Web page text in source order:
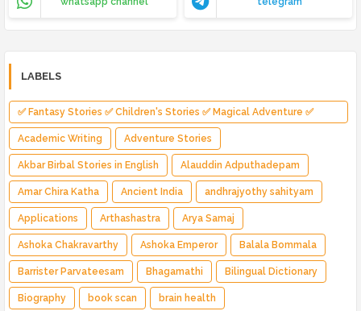
LABELS
✅ Fantasy Stories ✅ Children's Stories ✅ Magical Adventure ✅
Indian Fantasy ✅ Enchanted Kingdom ✅ Heroic Quest ✅ Fairy Tale
Academic Writing Adventure Stories
Akbar Birbal Stories in English Alauddin Adputhadepam
Amar Chira Katha Ancient India andhrajyothy sahityam
Applications Arthashastra Arya Samaj
Ashoka Chakravarthy Ashoka Emperor Balala Bommala
Barrister Parvateesam Bhagamathi Bilingual Dictionary
Biography book scan brain health